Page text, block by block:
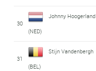
30
Johnny Hoogerland
(NED)
31
Stijn Vandenbergh
(BEL)